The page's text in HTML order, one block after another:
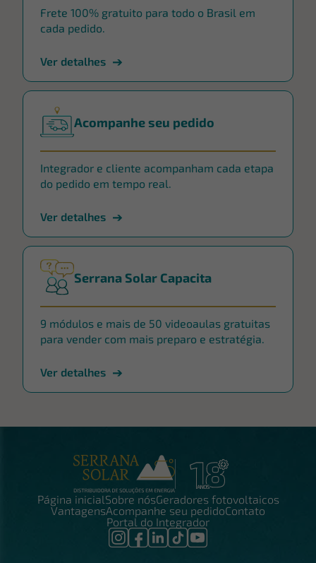
Frete 100% gratuito para todo o Brasil em
cada pedido.
Ver detalhes
Acompanhe seu pedido
Integrador e cliente acompanham cada etapa
do pedido em tempo real.
Ver detalhes
Serrana Solar Capacita
9 módulos e mais de 50 videoaulas gratuitas
para vender com mais preparo e estratégia.
Ver detalhes
Página inicialSobre nósGeradores fotovoltaicos
VantagensAcompanhe seu pedidoContato
Portal do Integrador